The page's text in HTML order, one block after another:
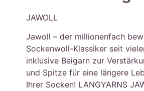
JAWOLL
Jawoll – der millionenfach
Sockenwoll-Klassiker seit
inklusive Beigarn zur
und Spitze für eine längere
Ihrer Socken! LANGYARNS